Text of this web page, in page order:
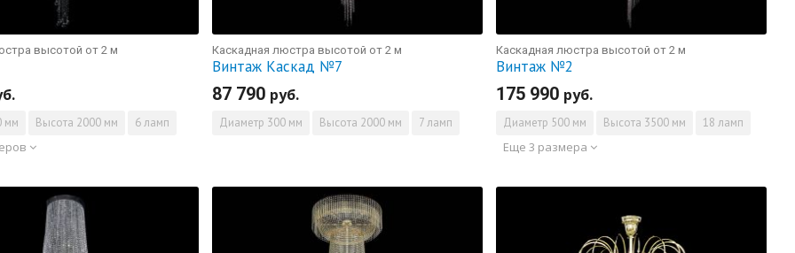
высотой от 2 м
мм Высота 2000 мм 6 ламп
Каскадная люстра высотой от 2 м
Винтаж Каскад №7
87 790 руб.
Диаметр 300 мм Высота 2000 мм 7 ламп
Каскадная люстра высотой от 2 м
Винтаж №2
175 990 руб.
Диаметр 500 мм Высота 3500 мм 18 ламп
Еще 3 размера